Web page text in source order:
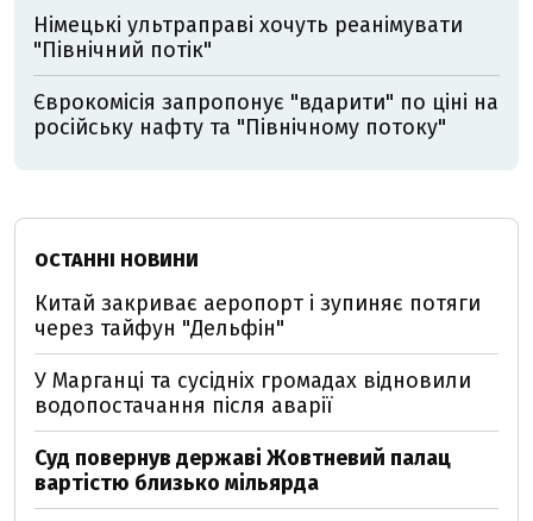
Німецькі ультраправі хочуть реанімувати
"Північний потік"
Єврокомісія запропонує "вдарити" по ціні на
російську нафту та "Північному потоку"
ОСТАННІ НОВИНИ
Китай закриває аеропорт і зупиняє потяги
через тайфун "Дельфін"
У Марганці та сусідніх громадах відновили
водопостачання після аварії
Суд повернув державі Жовтневий палац
вартістю близько мільярда